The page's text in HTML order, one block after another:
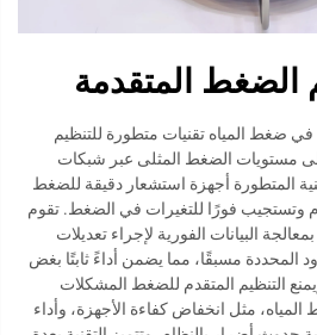
الضغط المتقدمة
ضغط المياه تقنيات متطورة للتنظيم
مستويات الضغط المثلى عبر شبكات
المتطورة أجهزة استشعار دقيقة للضغط
وتستجيب فورًا للتغيرات في الضغط. تقوم
البيانات الفورية لإجراء تعديلات
مسبقًا، مما يضمن أداءً ثابتًا بغض
التنظيم المتقدم للضغط المشكلات
مثل انخفاض كفاءة الأجهزة، وأداء